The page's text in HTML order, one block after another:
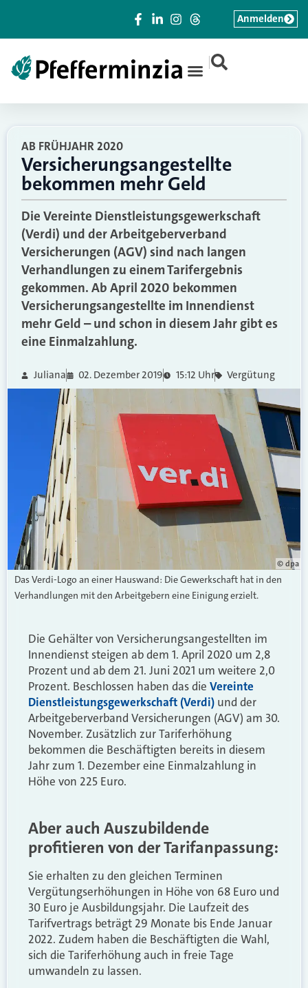
|
Anmelden
AB FRÜHJAHR 2020
Versicherungsangestellte
bekommen mehr Geld
Die Vereinte Dienstleistungsgewerkschaft
(Verdi) und der Arbeitgeberverband
Versicherungen (AGV) sind nach langen
Verhandlungen zu einem Tarifergebnis
gekommen. Ab April 2020 bekommen
Versicherungsangestellte im Innendienst
mehr Geld – und schon in diesem Jahr gibt es
eine Einmalzahlung.
Juliana 02. Dezember 2019 15:12 Uhr Vergütung
© dpa
Das Verdi-Logo an einer Hauswand: Die Gewerkschaft hat in den
Verhandlungen mit den Arbeitgebern eine Einigung erzielt.
Die Gehälter von Versicherungsangestellten im
Innendienst steigen ab dem 1. April 2020 um 2,8
Prozent und ab dem 21. Juni 2021 um weitere 2,0
Prozent. Beschlossen haben das die Vereinte
Dienstleistungsgewerkschaft (Verdi) und der
Arbeitgeberverband Versicherungen (AGV) am 30.
November. Zusätzlich zur Tariferhöhung
bekommen die Beschäftigten bereits in diesem
Jahr zum 1. Dezember eine Einmalzahlung in
Höhe von 225 Euro.
Aber auch Auszubildende
profitieren von der Tarifanpassung:
Sie erhalten zu den gleichen Terminen
Vergütungserhöhungen in Höhe von 68 Euro und
30 Euro je Ausbildungsjahr. Die Laufzeit des
Tarifvertrags beträgt 29 Monate bis Ende Januar
2022. Zudem haben die Beschäftigten die Wahl,
sich die Tariferhöhung auch in freie Tage
umwandeln zu lassen.